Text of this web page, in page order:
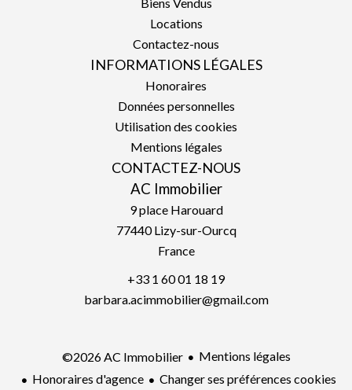
Locations
Contactez-nous
INFORMATIONS LÉGALES
Honoraires
Données personnelles
Utilisation des cookies
Mentions légales
CONTACTEZ-NOUS
AC Immobilier
9 place Harouard
77440Lizy-sur-Ourcq
France
+33 1 60 01 18 19
barbara.acimmobilier@gmail.com
©2026 AC Immobilier
Mentions légales
Honoraires d'agence
Changer ses préférences cookies